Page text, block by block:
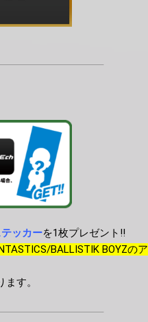
ッカーを1枚プレゼント!!
BALLISTIK BOYZのア
す。